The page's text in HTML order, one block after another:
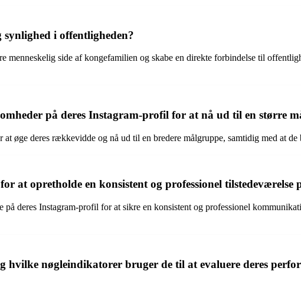
i offentligheden?
menneskelig side af kongefamilien og skabe en direkte forbindelse til
på deres Instagram-profil for at nå ud til en større
øge deres rækkevidde og nå ud til en bredere målgruppe, samtidig med at
at opretholde en konsistent og professionel tilstedeværelse
deres Instagram-profil for at sikre en konsistent og professionel
hvilke nøgleindikatorer bruger de til at evaluere deres